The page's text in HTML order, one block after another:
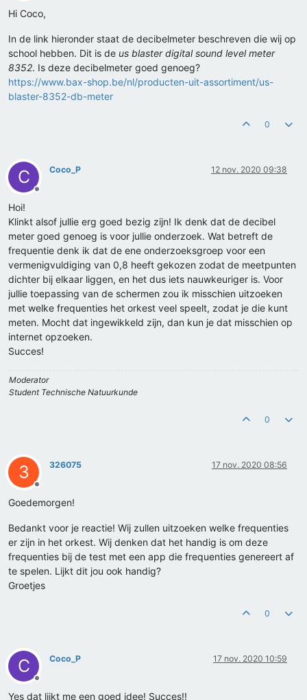
Hi Coco,
In de link hieronder staat de decibelmeter beschreven die wij op
school hebben. Dit is de us blaster digital sound level meter
8352. Is deze decibelmeter goed genoeg?
https://www.bax-shop.be/nl/producten-uit-assortiment/us-
blaster-8352-db-meter
0
C
Offline
Coco_P 12 nov. 2020 09:38
Hoi!
Klinkt alsof jullie erg goed bezig zijn! Ik denk dat de decibel
meter goed genoeg is voor jullie onderzoek. Wat betreft de
frequentie denk ik dat de ene onderzoeksgroep voor een
vermenigvuldiging van 0,8 heeft gekozen zodat de meetpunten
dichter bij elkaar liggen, en het dus iets nauwkeuriger is. Voor
jullie toepassing van de schermen zou ik misschien uitzoeken
met welke frequenties het orkest veel speelt, zodat je die kunt
meten. Mocht dat ingewikkeld zijn, dan kun je dat misschien op
internet opzoeken.
Succes!
Moderator
Student Technische Natuurkunde
0
3
Offline
326075 17 nov. 2020 08:56
Goedemorgen!
Bedankt voor je reactie! Wij zullen uitzoeken welke frequenties
er zijn in het orkest. Wij denken dat het handig is om deze
frequenties bij de test met een app die frequenties genereert af
te spelen. Lijkt dit jou ook handig?
Groetjes
0
C
Offline
Coco_P 17 nov. 2020 10:59
Yes dat lijkt me een goed idee! Succes!!